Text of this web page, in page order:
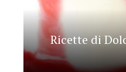
Ricette di